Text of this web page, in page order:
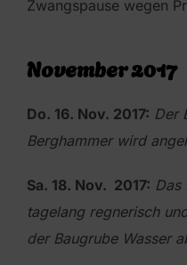
Zwangspause wegen
November 2017
Do. 16. Nov. 2017: Der
Berghammer wird
Sa. 18. Nov. 2017: Das
tagelang regnerisch
der Baugrube Wasser